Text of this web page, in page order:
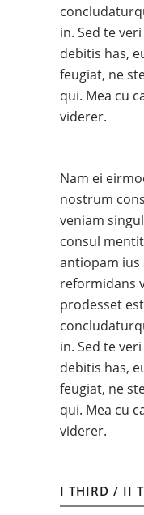
in. Sed te
debitis has,
feugiat, ne
qui. Mea cu
viderer.
Nam ei
nostrum
veniam
consul
antiopam ius
reformidans
prodesset
in. Sed te
debitis has,
feugiat, ne
qui. Mea cu
viderer.
I THIRD / II